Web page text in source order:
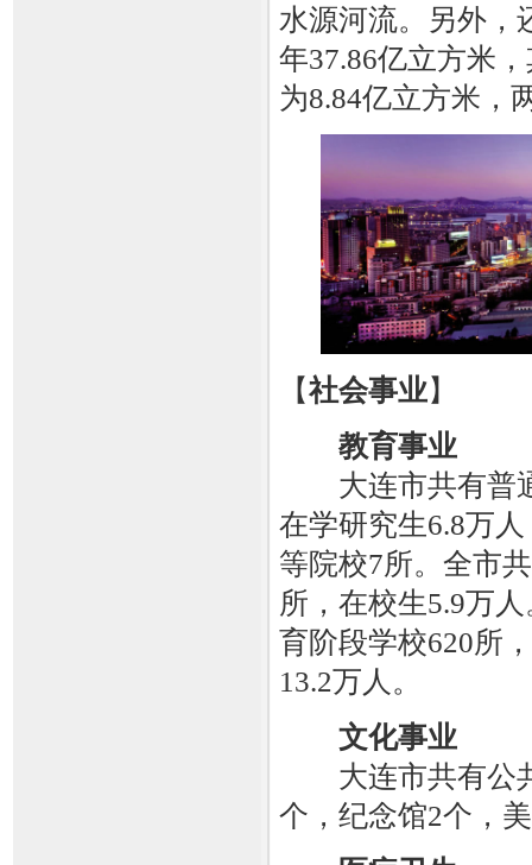
水源河流。另外，
年37.86亿立方米
为8.84亿立方米，
【社会事业】
教育事业
大连市共有普通
在学研究生6.8万
等院校7所。全市
所，在校生5.9万
育阶段学校620所
13.2万人。
文化事业
大连市共有公共
个，纪念馆2个，